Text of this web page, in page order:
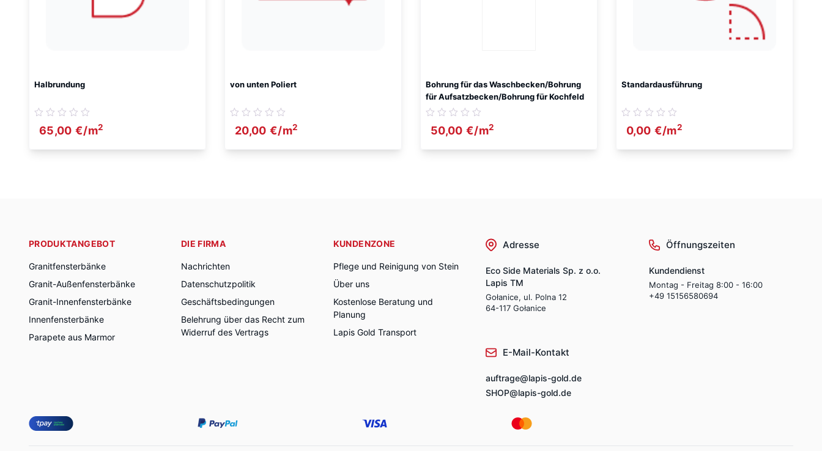
Halbrundung
65,00 €/m2
von unten Poliert
20,00 €/m2
Bohrung für das Waschbecken/Bohrung
für Aufsatzbecken/Bohrung für Kochfeld
50,00 €/m2
Standardausführung
0,00 €/m2
PRODUKTANGEBOT
Granitfensterbänke
Granit-Außenfensterbänke
Granit-Innenfensterbänke
Innenfensterbänke
Parapete aus Marmor
DIE FIRMA
Nachrichten
Datenschutzpolitik
Geschäftsbedingungen
Belehrung über das Recht zum
Widerruf des Vertrags
KUNDENZONE
Pflege und Reinigung von Stein
Über uns
Kostenlose Beratung und
Planung
Lapis Gold Transport
Adresse
Eco Side Materials Sp. z o.o.
Lapis TM
Gołanice, ul. Polna 12
64-117 Gołanice
Öffnungszeiten
Kundendienst
Montag - Freitag 8:00 - 16:00
+49 15156580694
E-Mail-Kontakt
auftrage@lapis-gold.de
SHOP@lapis-gold.de